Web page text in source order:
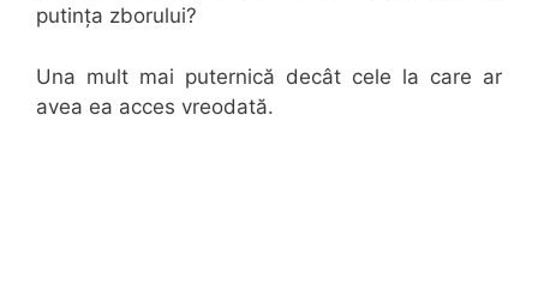
putința zborului?
Una mult mai puternică decât cele la care ar
avea ea acces vreodată.